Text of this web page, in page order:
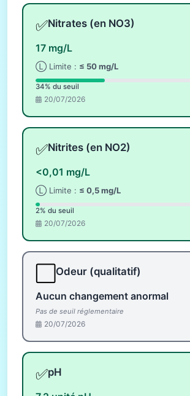
✅Nitrates (en NO3)
17 mg/L
Ⓛ Limite : ≤ 50 mg/L
34% du seuil
20/07/2026
✅Nitrites (en NO2)
<0,01 mg/L
Ⓛ Limite : ≤ 0,5 mg/L
2% du seuil
20/07/2026
Odeur (qualitatif)
Aucun changement anormal
Pas de seuil réglementaire
20/07/2026
✅pH